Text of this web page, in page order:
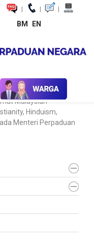
| | |
BM EN
Foto 2026
Galeri
Malaysian
Hinduism,
Menteri Perpaduan